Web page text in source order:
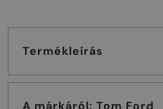
Termékleírás
A márkáról: Tom Ford